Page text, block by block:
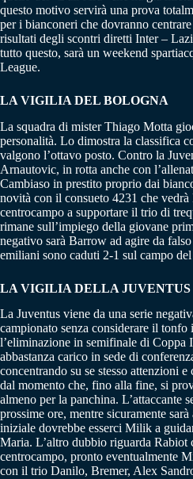
questo motivo servirà una prova
per i bianconeri che dovranno
risultati degli scontri diretti Inter –
tutto questo, sarà un weekend
League.
LA VIGILIA DEL BOLOGNA
La squadra di mister Thiago Motta
personalità. Lo dimostra la classifica
valgono l’ottavo posto. Contro la
Arnautovic, in rotta anche con
Cambiaso in prestito proprio dai
novità con il consueto 4231 che vedrà
centrocampo a supportare il trio di
rimane sull’impiego della giovane
negativo sarà Barrow ad agire da
emiliani sono caduti 2-1 sul campo
LA VIGILIA DELLA JUVENTUS
La Juventus viene da una serie
campionato senza considerare il tonfo
l’eliminazione in semifinale di Coppa
abbastanza carico in sede di
concentrando su se stesso attenzioni
dal momento che, fino alla fine, si
almeno per la panchina. L’attaccante
prossime ore, mentre sicuramente
iniziale dovrebbe esserci Milik a
Maria. L’altro dubbio riguarda Rabiot
centrocampo, pronto eventualmente
con il trio Danilo, Bremer, Alex